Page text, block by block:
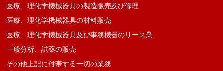
医療、理化学機械器具の製造販売及び修理
医療、理化学機械器具の材料販売
医療、理化学機械器具及び事務機器のリース業
一般分析、試薬の販売
その他上記に付帯する一切の業務